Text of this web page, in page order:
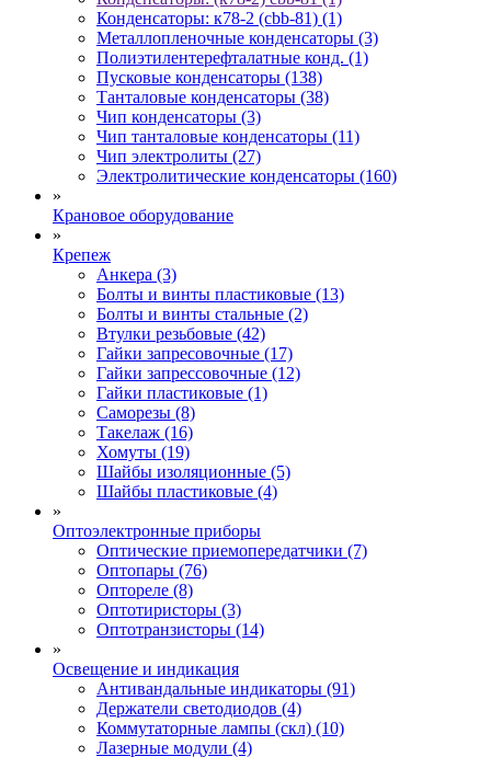
Конденсаторы: к78-2 (cbb-81) (1)
Металлопленочные конденсаторы (3)
Полиэтилентерефталатные конд. (1)
Пусковые конденсаторы (138)
Танталовые конденсаторы (38)
Чип конденсаторы (3)
Чип танталовые конденсаторы (11)
Чип электролиты (27)
Электролитические конденсаторы (160)
»
Крановое оборудование
»
Крепеж
Анкера (3)
Болты и винты пластиковые (13)
Болты и винты стальные (2)
Втулки резьбовые (42)
Гайки запресовочные (17)
Гайки запрессовочные (12)
Гайки пластиковые (1)
Саморезы (8)
Такелаж (16)
Хомуты (19)
Шайбы изоляционные (5)
Шайбы пластиковые (4)
»
Оптоэлектронные приборы
Оптические приемопередатчики (7)
Оптопары (76)
Оптореле (8)
Оптотиристоры (3)
Оптотранзисторы (14)
»
Освещение и индикация
Антивандальные индикаторы (91)
Держатели светодиодов (4)
Коммутаторные лампы (скл) (10)
Лазерные модули (4)